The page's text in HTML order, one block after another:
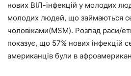
нових ВІЛ-інфекцій у молодих
молодих людей, що займаються
чоловіками(MSM). Розпад раси/
показує, що 57% нових інфекцій
американців були в